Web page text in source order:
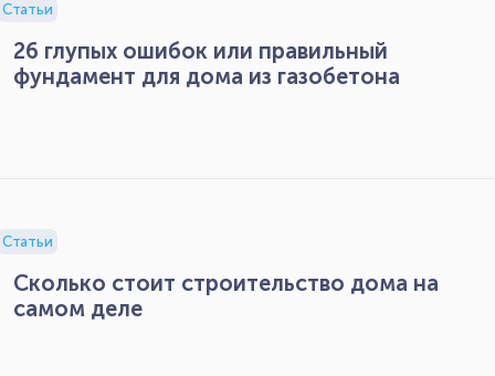
Статьи
26 глупых ошибок или правильный
фундамент для дома из газобетона
Статьи
Сколько стоит строительство дома на
самом деле